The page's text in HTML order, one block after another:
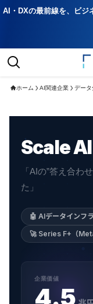
AI・DXの最前線を、ビジ
ホーム AI関連企業 データ
Scale AI
「AIの”答え合わ
た」
🤖 AIデータインフラ
🚀 Series F+（
企業価値
4.5